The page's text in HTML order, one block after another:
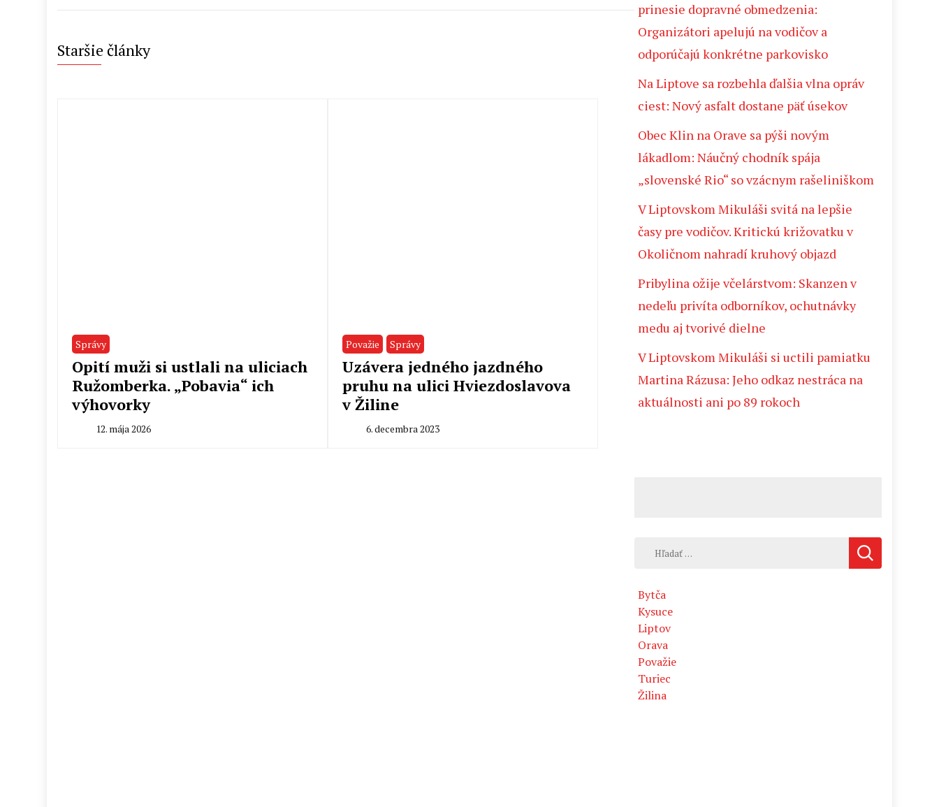
Staršie články
Správy
Opití muži si ustlali na uliciach
Ružomberka. „Pobavia“ ich
výhovorky
12. mája 2026
Považie Správy
Uzávera jedného jazdného
pruhu na ulici Hviezdoslavova
v Žiline
6. decembra 2023
prinesie dopravné obmedzenia:
Organizátori apelujú na vodičov a
odporúčajú konkrétne parkovisko
Na Liptove sa rozbehla ďalšia vlna opráv
ciest: Nový asfalt dostane päť úsekov
Obec Klin na Orave sa pýši novým
lákadlom: Náučný chodník spája
„slovenské Rio“ so vzácnym rašeliniškom
V Liptovskom Mikuláši svitá na lepšie
časy pre vodičov. Kritickú križovatku v
Okoličnom nahradí kruhový objazd
Pribylina ožije včelárstvom: Skanzen v
nedeľu privíta odborníkov, ochutnávky
medu aj tvorivé dielne
V Liptovskom Mikuláši si uctili pamiatku
Martina Rázusa: Jeho odkaz nestráca na
aktuálnosti ani po 89 rokoch
Hľadať:
Bytča
Kysuce
Liptov
Orava
Považie
Turiec
Žilina